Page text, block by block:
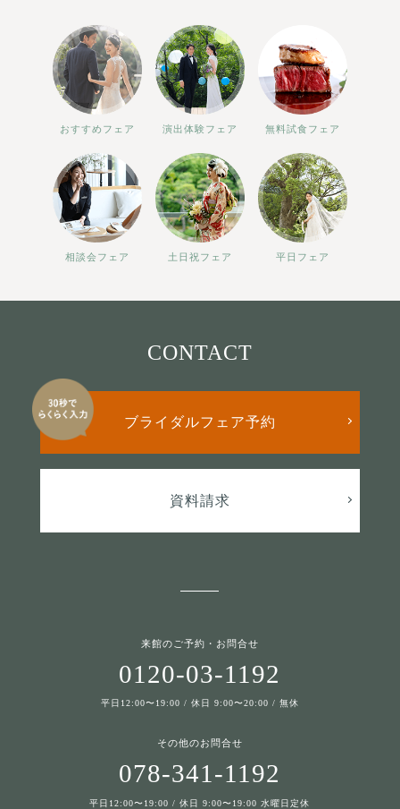
おすすめフェア 演出体験フェア 無料試食フェア
相談会フェア 土日祝フェア 平日フェア
CONTACT
ブライダルフェア予約
資料請求
来館のご予約・お問合せ
0120-03-1192
平日12:00〜19:00 / 休日 9:00〜20:00 / 無休
その他のお問合せ
078-341-1192
平日12:00〜19:00 / 休日 9:00〜19:00 水曜日定休